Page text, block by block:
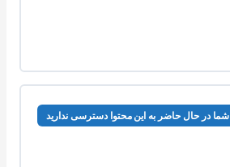
شما در حال حاضر به این محتوا دسترسی ندارید